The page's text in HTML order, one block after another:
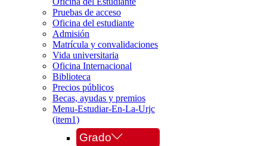
Pruebas de acceso
Oficina del estudiante
Admisión
Matrícula y convalidaciones
Vida universitaria
Oficina Internacional
Biblioteca
Precios públicos
Becas, ayudas y premios
Menu-Estudiar-En-La-Urjc
(item1)
Grado